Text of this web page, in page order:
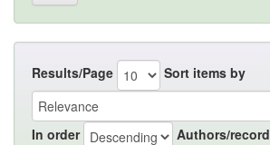
Results/Page Sort items by
In order Authors/record